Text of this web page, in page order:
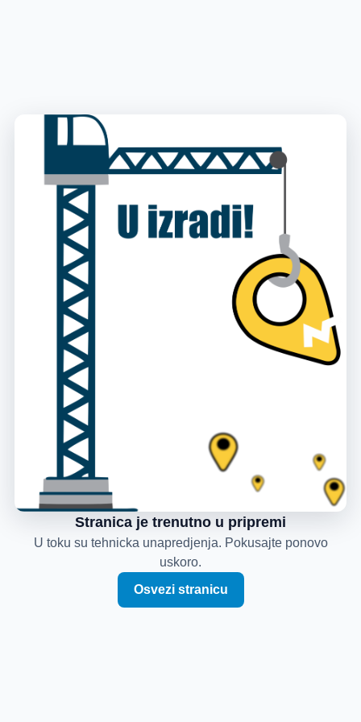
Stranica je trenutno u pripremi
U toku su tehnicka unapredjenja. Pokusajte ponovo
uskoro.
Osvezi stranicu